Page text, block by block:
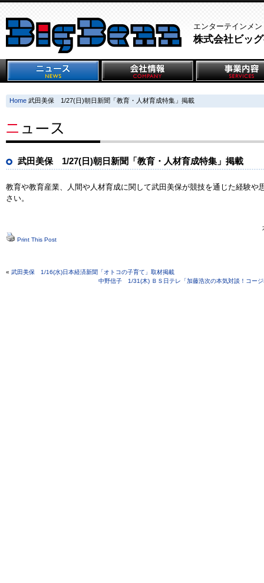
エンターテインメ
株式会社ビッ
Home 武田美保 1/27(日)朝日新聞「教育・人材育成特集」掲載
武田美保 1/27(日)朝日新聞「教育・人材育成特集」掲載
教育や教育産業、人間や人材育成に関して武田美保が競技を通じた経験や
さい。
Print This Post
« 武田美保 1/16(水)日本経済新聞「オトコの子育て」取材掲載
中野信子 1/31(木) ＢＳ日テレ「加藤浩次の本気対談！コー